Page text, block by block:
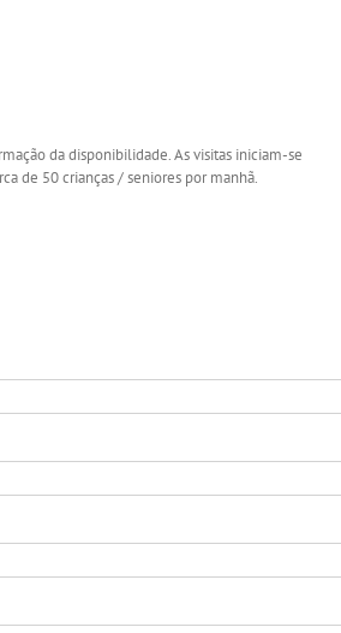
da disponibilidade. As visitas iniciam-se
de 50 crianças / seniores por manhã.